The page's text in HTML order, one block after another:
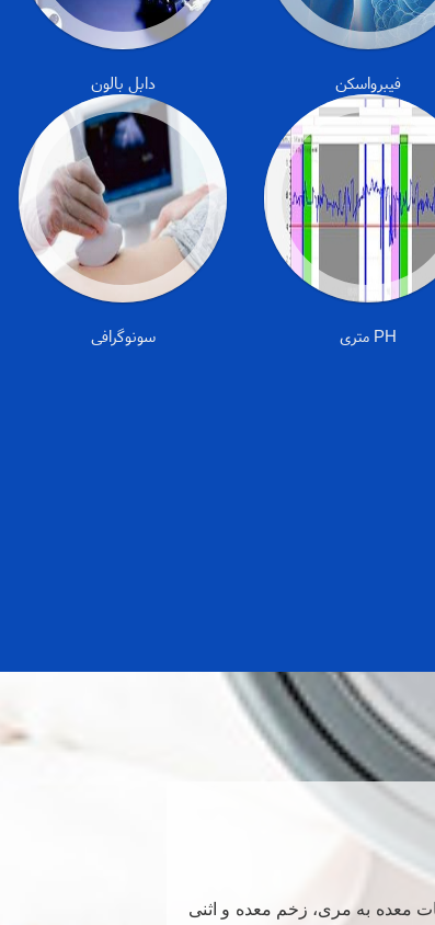
فیبرواسکن دابل بالون
PH متری سونوگرافی
معده به مری، زخم معده و اثنی